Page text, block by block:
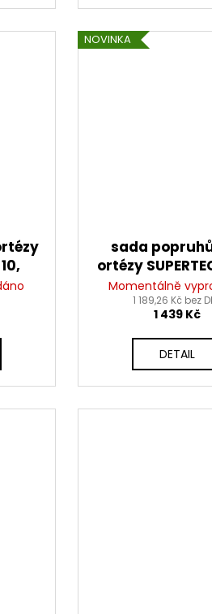
NOVINKA
sada
ortézy
10 a RK-7,
Momentálně
1 189,26 Kč bez
1 439 Kč
DETAIL